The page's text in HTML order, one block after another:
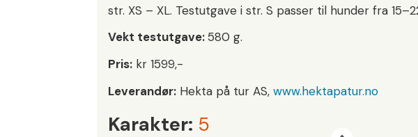
str. XS – XL. Testutgave i str. S passer til hunder fra
Vekt testutgave: 580 g.
Pris: kr 1599,-
Leverandør: Hekta på tur AS,www.hektapatur.no
Karakter: 5